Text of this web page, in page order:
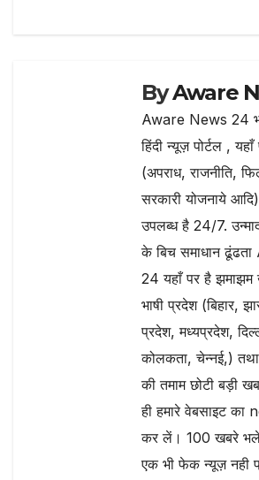
ByAware
Aware News 24
हिंदी न्यूज़ पोर्टल ,
(अपराध, राजनीति,
सरकारी योजनाये
उपलब्ध है 24/7.
के बिच समाधान
24 यहाँ पर है झमाझम
भाषी प्रदेश (बिहार,
प्रदेश, मध्यप्रदेश,
कोलकता, चेन्नई,)
की तमाम छोटी बड़ी
ही हमारे वेबसाइट
कर लें। 100 खबरे भले
एक भी फेक न्यूज़ नही